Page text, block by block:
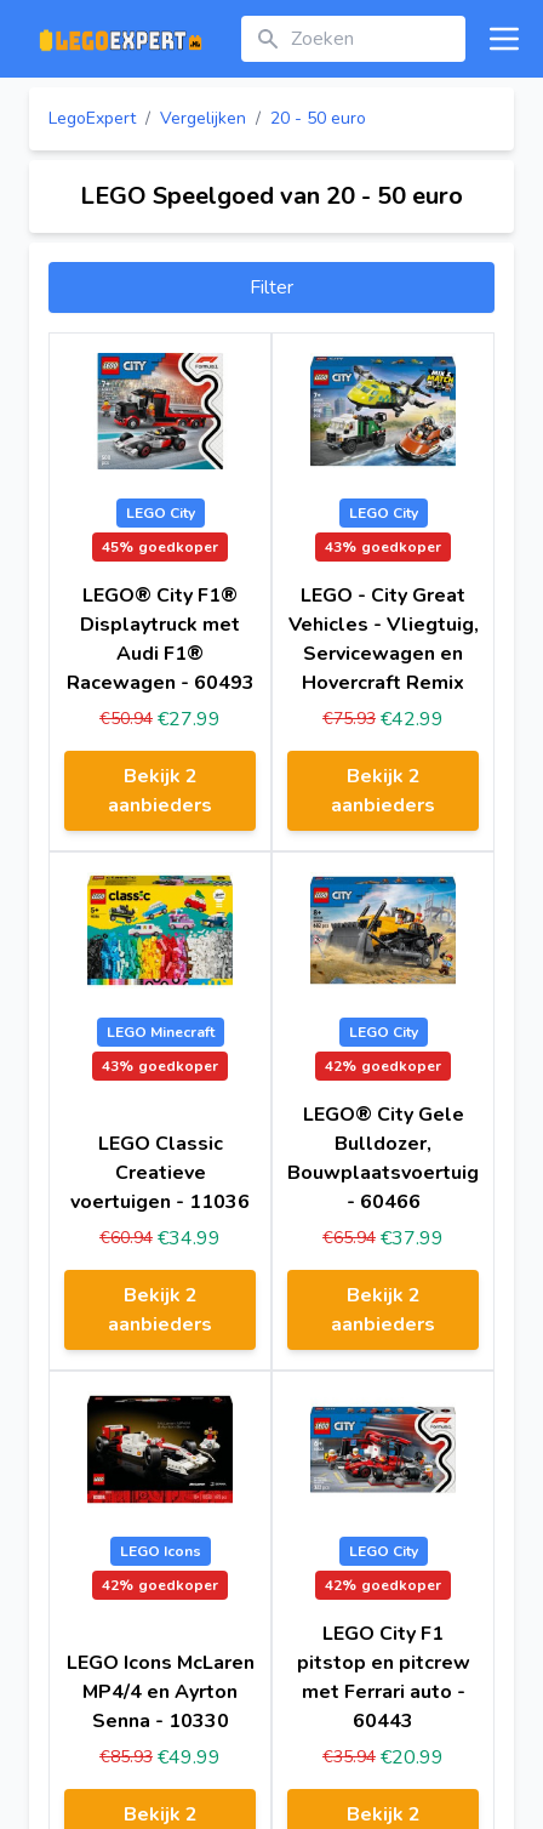
Zoeken
LegoExpert / Vergelijken / 20 - 50 euro
LEGO Speelgoed van 20 - 50 euro
Filter
LEGO City
45% goedkoper
LEGO® City F1®
Displaytruck met
Audi F1®
Racewagen - 60493
€50.94 €27.99
Bekijk 2
aanbieders
LEGO City
43% goedkoper
LEGO - City Great
Vehicles - Vliegtuig,
Servicewagen en
Hovercraft Remix
€75.93 €42.99
Bekijk 2
aanbieders
LEGO Minecraft
43% goedkoper
LEGO Classic
Creatieve
voertuigen - 11036
€60.94 €34.99
Bekijk 2
aanbieders
LEGO City
42% goedkoper
LEGO® City Gele
Bulldozer,
Bouwplaatsvoertuig
- 60466
€65.94 €37.99
Bekijk 2
aanbieders
LEGO Icons
42% goedkoper
LEGO Icons McLaren
MP4/4 en Ayrton
Senna - 10330
€85.93 €49.99
Bekijk 2
LEGO City
42% goedkoper
LEGO City F1
pitstop en pitcrew
met Ferrari auto -
60443
€35.94 €20.99
Bekijk 2